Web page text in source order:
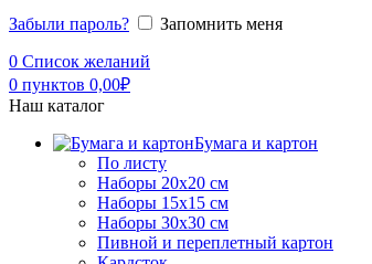
Забыли пароль?
Запомнить меня
0 Список желаний
0 пунктов 0,00₽
Наш каталог
Бумага и картон
По листу
Наборы 20х20 см
Наборы 15х15 см
Наборы 30х30 см
Пивной и переплетный картон